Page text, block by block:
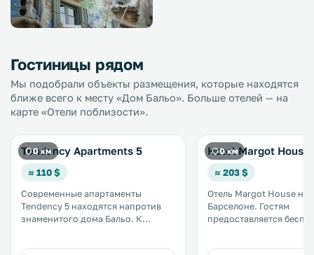
Гостиницы рядом
Мы подобрали объекты размещения, которые находятся
ближе всего к месту «Дом Бальо». Больше отелей — на
карте «Отели поблизости».
0 км
Tendency Apartments 5
≈ 110 $
Современные апартаменты
Tendency 5 находятся напротив
знаменитого дома Бальо. К
0 км
Hotel Margot House
≈ 203 $
Отель Margot House
Барселоне. Гостям
предоставляется